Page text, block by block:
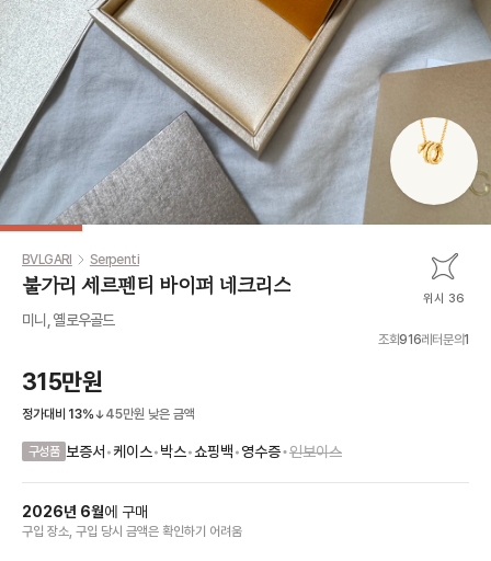
BVLGARI Serpenti
불가리 세르펜티 바이퍼 네크리스 위시 36
미니, 옐로우골드
조회916레터문의1
315만원
정가대비 13% 45만원 낮은 금액
구성품 보증서 •케이스•박스•쇼핑백•영수증•인보이스
2026년 6월에 구매
구입 장소, 구입 당시 금액은 확인하기 어려움